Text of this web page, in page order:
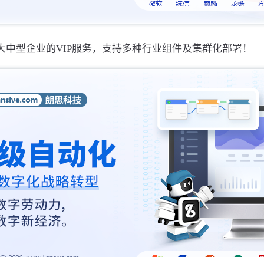
中型企业的VIP服务，支持多种行业组件及集群化部署！